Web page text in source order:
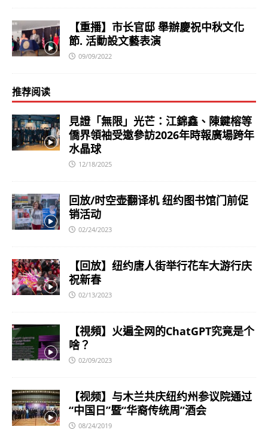
【重播】市长官邸 舉辦慶祝中秋文化
節. 活動設文藝表演
09/09/2022
推荐阅读
見證「無限」光芒：江錦鑫、陳鍵榕等
僑界領袖受邀參訪2026年時報廣場跨年
水晶球
12/18/2025
回放/时空壶翻译机 纽约图书馆门前促
销活动
02/24/2023
【回放】纽约唐人街举行花车大游行庆
祝新春
02/13/2023
【視頻】火遍全网的ChatGPT究竟是个
啥？
02/09/2023
【视频】与木兰共庆纽约州参议院通过
“中国日”暨“华裔传统周”酒会
08/24/2019